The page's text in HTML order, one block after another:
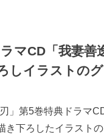
マCD「我妻善
しイラストの
」第5巻特典ドラマ
き下ろしたイラスト